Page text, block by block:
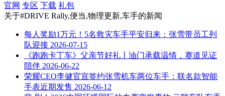
官网 专区 下载 礼包
关于#DRIVE Rally,便当,物理更新,车手的新闻
每人奖励1万元！5名救灾车手平安归来：张雪带员工列
队迎接 2026-07-15
《跑跑卡丁车》父亲节好礼丨油门承载温情，赛道见证
陪伴 2026-06-22
荣耀CEO李健官宣签约张雪机车两位车手：联名款智能
手表近期发售 2026-06-12